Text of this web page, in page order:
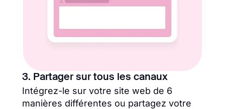
3. Partager sur tous les canaux
Intégrez-le sur votre site web de 6
manières différentes ou partagez votre